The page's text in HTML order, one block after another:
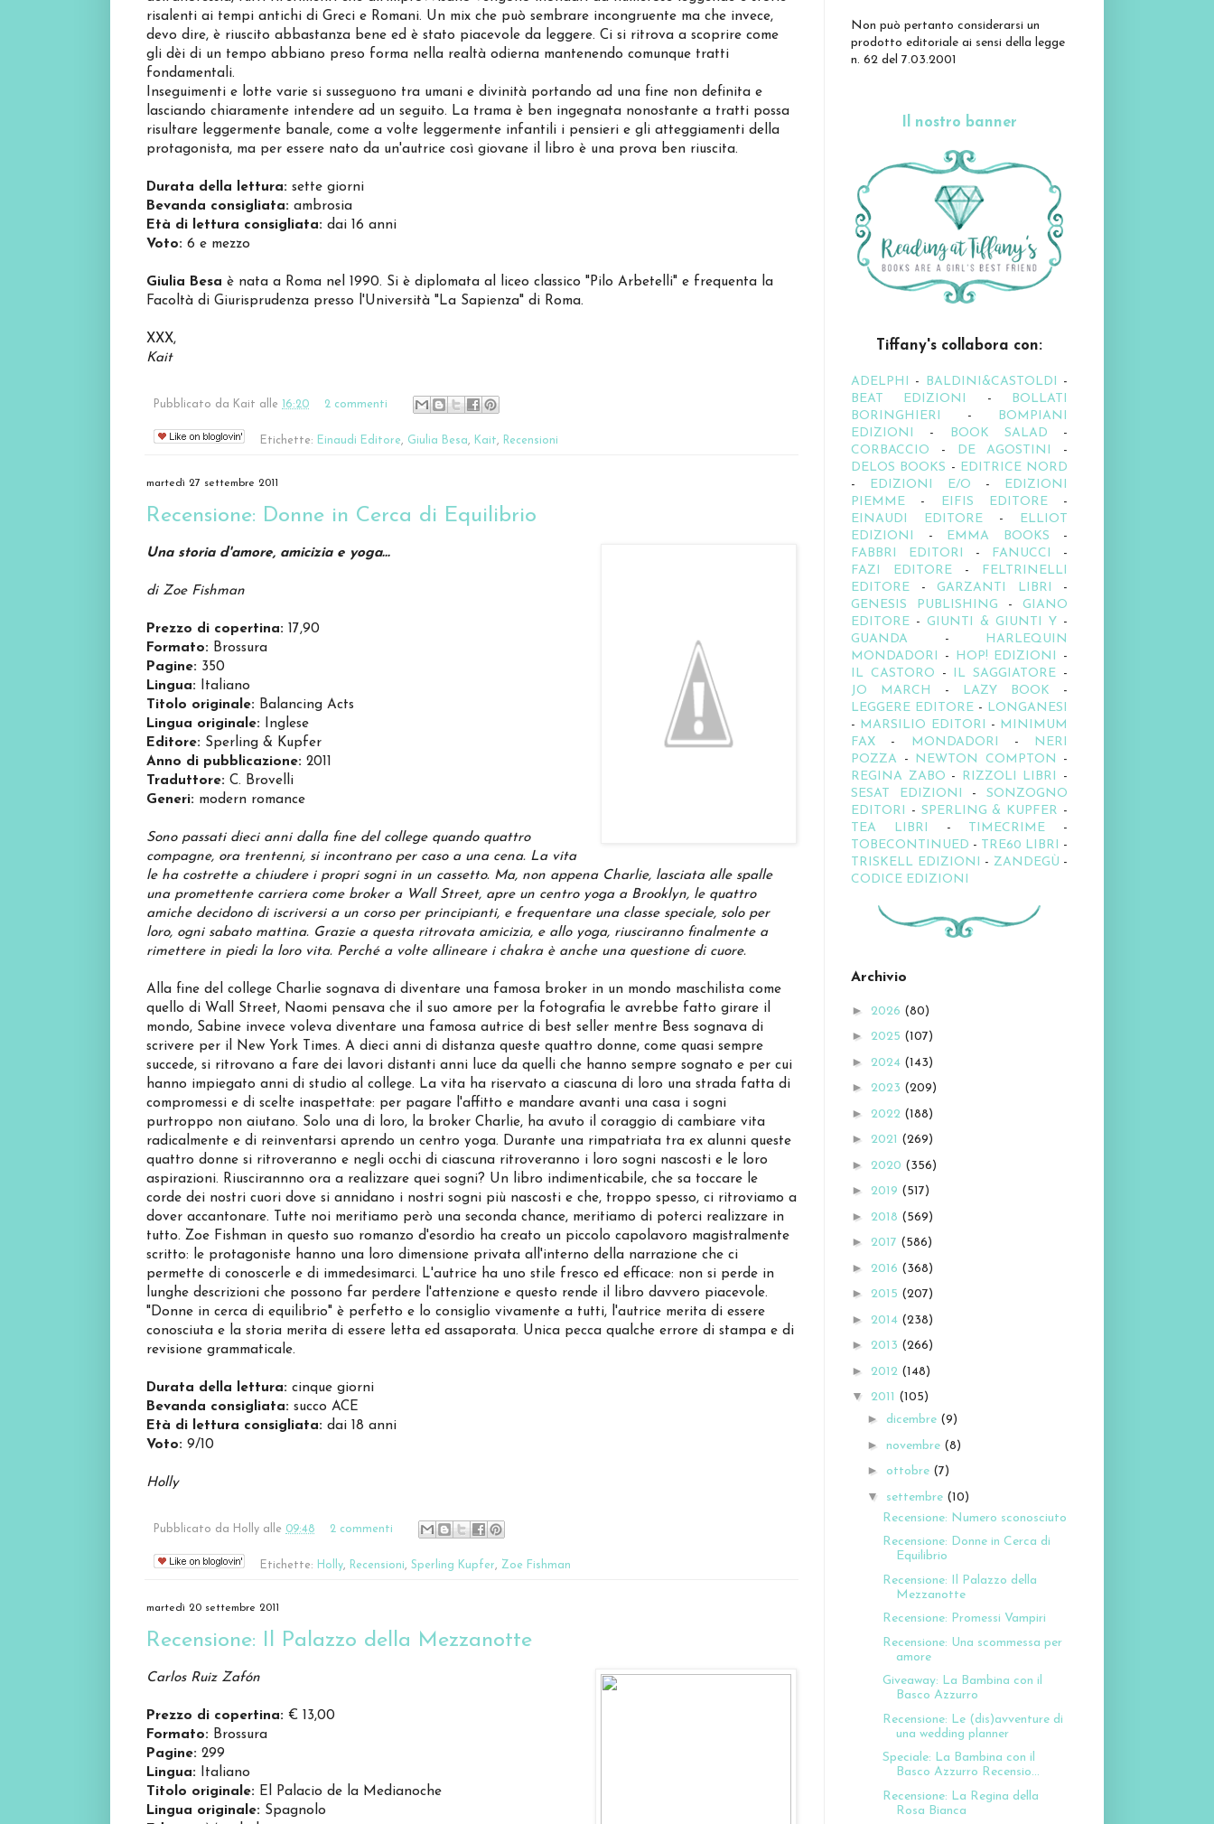
risalenti ai tempi antichi di Greci e Romani. Un mix che può sembrare incongruente ma che invece,
devo dire, è riuscito abbastanza bene ed è stato piacevole da leggere. Ci si ritrova a scoprire come
gli dèi di un tempo abbiano preso forma nella realtà odierna mantenendo comunque tratti
fondamentali.
Inseguimenti e lotte varie si susseguono tra umani e divinità portando ad una fine non definita e
lasciando chiaramente intendere ad un seguito. La trama è ben ingegnata nonostante a tratti possa
risultare leggermente banale, come a volte leggermente infantili i pensieri e gli atteggiamenti della
protagonista, ma per essere nato da un'autrice così giovane il libro è una prova ben riuscita.
Durata della lettura: sette giorni
Bevanda consigliata: ambrosia
Età di lettura consigliata: dai 16 anni
Voto: 6 e mezzo
Giulia Besa è nata a Roma nel 1990. Si è diplomata al liceo classico "Pilo Arbetelli" e frequenta la
Facoltà di Giurisprudenza presso l'Università "La Sapienza" di Roma.
XXX,
Kait
Pubblicato da Kait alle 16:20 2 commenti
Etichette: Einaudi Editore, Giulia Besa, Kait, Recensioni
martedì 27 settembre 2011
Recensione: Donne in Cerca di Equilibrio
Una storia d'amore, amicizia e yoga...
di Zoe Fishman
Prezzo di copertina: 17,90
Formato: Brossura
Pagine: 350
Lingua: Italiano
Titolo originale: Balancing Acts
Lingua originale: Inglese
Editore: Sperling & Kupfer
Anno di pubblicazione: 2011
Traduttore: C. Brovelli
Generi: modern romance
Sono passati dieci anni dalla fine del college quando quattro
compagne, ora trentenni, si incontrano per caso auna cena. La vita
le ha costrette a chiudere i propri sogni in un cassetto. Ma, non appena Charlie, lasciata allespalle
una promettente carriera come broker a Wall Street, apre un centro yoga a Brooklyn, le quattro
amichedecidono di iscriversi a un corso per principianti, e frequentare una classe speciale, solo per
loro, ogni sabatomattina. Grazie a questa ritrovata amicizia, e allo yoga, riusciranno finalmente a
rimettere in piedi la loro vita. Perché a volte allineare i chakra è anche una questione di cuore.
Alla fine del college Charlie sognava di diventare una famosa broker in un mondo maschilista come
quello di Wall Street, Naomi pensava che il suo amore per la fotografia le avrebbe fatto girare il
mondo, Sabine invece voleva diventare una famosa autrice di best seller mentre Bess sognava di
scrivere per il New York Times. A dieci anni di distanza queste quattro donne, come quasi sempre
succede, si ritrovano a fare dei lavori distanti anni luce da quelli che hanno sempre sognato e per cui
hanno impiegato anni di studio al college. La vita ha riservato a ciascuna di loro una strada fatta di
compromessi e di scelte inaspettate: per pagare l'affitto e mandare avanti una casa i sogni
purtroppo non aiutano. Solo una di loro, la broker Charlie, ha avuto il coraggio di cambiare vita
radicalmente e di reinventarsi aprendo un centro yoga. Durante una rimpatriata tra ex alunni queste
quattro donne si ritroveranno e negli occhi di ciascuna ritroveranno i loro sogni nascosti e le loro
aspirazioni. Riuscirannno ora a realizzare quei sogni? Un libro indimenticabile, che sa toccare le
corde dei nostri cuori dove si annidano i nostri sogni più nascosti e che, troppo spesso, ci ritroviamo a
dover accantonare. Tutte noi meritiamo però una seconda chance, meritiamo di poterci realizzare in
tutto. Zoe Fishman in questo suo romanzo d'esordio ha creato un piccolo capolavoro magistralmente
scritto: le protagoniste hanno una loro dimensione privata all'interno della narrazione che ci
permette di conoscerle e di immedesimarci. L'autrice ha uno stile fresco ed efficace: non si perde in
lunghe descrizioni che possono far perdere l'attenzione e questo rende il libro davvero piacevole.
"Donne in cerca di equilibrio" è perfetto e lo consiglio vivamente a tutti, l'autrice merita di essere
conosciuta e la storia merita di essere letta ed assaporata. Unica pecca qualche errore di stampa e di
revisione grammaticale.
Durata della lettura: cinque giorni
Bevanda consigliata: succo ACE
Età di lettura consigliata: dai 18 anni
Voto: 9/10
Holly
Pubblicato da Holly alle 09:48 2 commenti
Etichette: Holly, Recensioni, Sperling Kupfer, Zoe Fishman
martedì 20 settembre 2011
Recensione: Il Palazzo della Mezzanotte
Carlos Ruiz Zafón
Prezzo di copertina: € 13,00
Formato: Brossura
Pagine: 299
Lingua: Italiano
Titolo originale: El Palacio de la Medianoche
Lingua originale: Spagnolo
Non può pertanto considerarsi un
prodotto editoriale ai sensi della legge
n. 62 del 7.03.2001
Il nostro banner
Tiffany's collabora con:
ADELPHI - BALDINI&CASTOLDI -
BEAT EDIZIONI
- BOLLATI
BORINGHIERI - BOMPIANI
EDIZIONI
- BOOK SALAD -
CORBACCIO - DE AGOSTINI
-
DELOS BOOKS - EDITRICE NORD
- EDIZIONI E/O - EDIZIONI
PIEMME - EIFIS EDITORE-
EINAUDI EDITORE - ELLIOT
EDIZIONI
- EMMA BOOKS -
FABBRI EDITORI
- FANUCCI
-
FAZI EDITORE - FELTRINELLI
EDITORE - GARZANTI LIBRI -
GENESIS PUBLISHING - GIANO
EDITORE - GIUNTI & GIUNTI Y -
GUANDA - HARLEQUIN
MONDADORI
- HOP! EDIZIONI
-
IL CASTORO - IL SAGGIATORE -
JO MARCH - LAZY BOOK -
LEGGERE EDITORE - LONGANESI
- MARSILIO EDITORI - MINIMUM
FAX - MONDADORI - NERI
POZZA - NEWTON COMPTON -
REGINA ZABO - RIZZOLI LIBRI
-
SESAT EDIZIONI
-SONZOGNO
EDITORI - SPERLING & KUPFER -
TEA LIBRI
- TIMECRIME -
TOBECONTINUED - TRE60 LIBRI -
TRISKELL EDIZIONI - ZANDEGÙ -
CODICE EDIZIONI
Archivio
► 2026 (80)
► 2025 (107)
► 2024 (143)
► 2023 (209)
► 2022 (188)
► 2021 (269)
► 2020 (356)
► 2019 (517)
► 2018 (569)
► 2017 (586)
► 2016 (368)
► 2015 (207)
► 2014 (238)
► 2013 (266)
► 2012 (148)
▼ 2011 (105)
► dicembre (9)
► novembre (8)
► ottobre (7)
▼ settembre (10)
Recensione: Numero sconosciuto
Recensione: Donne in Cerca di
Equilibrio
Recensione: Il Palazzo della
Mezzanotte
Recensione: Promessi Vampiri
Recensione: Una scommessa per
amore
Giveaway: La Bambina con il
Basco Azzurro
Recensione: Le (dis)avventure di
una wedding planner
Speciale: La Bambina con il
Basco Azzurro Recensio...
Recensione: La Regina della
Rosa Bianca